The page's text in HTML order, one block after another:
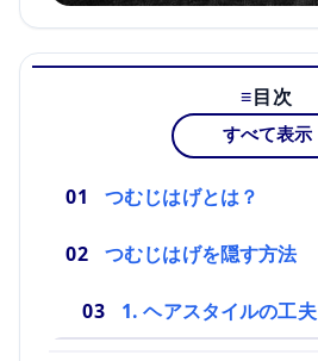
目次
すべて表示
つむじはげとは？
つむじはげを隠す方法
1. ヘアスタイルの工夫